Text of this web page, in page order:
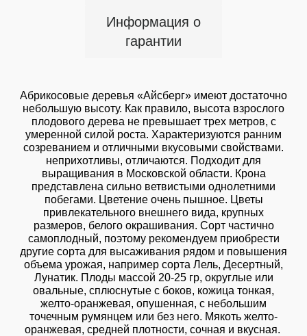
Информация о
гарантии
Абрикосовые деревья «Айсберг» имеют достаточно
небольшую высоту. Как правило, высота взрослого
плодового дерева не превышает трех метров, с
умеренной силой роста. Характеризуются ранним
созреванием и отличными вкусовыми свойствами.
неприхотливы, отличаются. Подходит для
выращивания в Московской области. Крона
представлена сильно ветвистыми однолетними
побегами. Цветение очень пышное. Цветы
привлекательного внешнего вида, крупных
размеров, белого окрашивания. Сорт частично
самоплодный, поэтому рекомендуем приобрести
другие сорта для высаживания рядом и повышения
объема урожая, например сорта Лель, Десертный,
Лунатик. Плоды массой 20-25 гр, округлые или
овальные, сплюснутые с боков, кожица тонкая,
желто-оранжевая, опушенная, с небольшим
точечным румянцем или без него. Мякоть желто-
оранжевая, средней плотности, сочная и вкусная.